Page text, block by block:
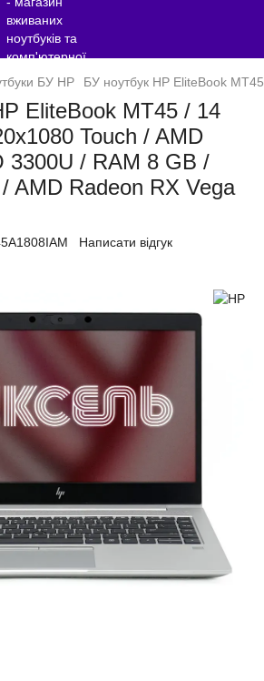
БУ HP БУ ноутбук HP EliteBook
EliteBook MT45 / 14
Touch / AMD
3300U / RAM 8 GB /
AMD Radeon RX Vega
Написати відгук